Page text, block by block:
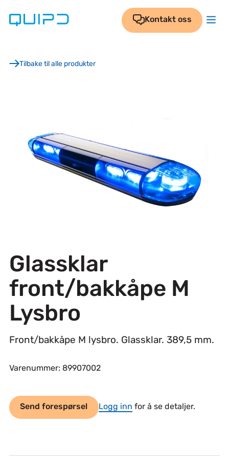
Kontakt oss
Tilbake til alle produkter
Glassklar
front/bakkåpe M
Lysbro
Front/bakkåpe M lysbro. Glassklar. 389,5 mm.
Varenummer: 89907002
Send forespørsel Logg inn for å se detaljer.